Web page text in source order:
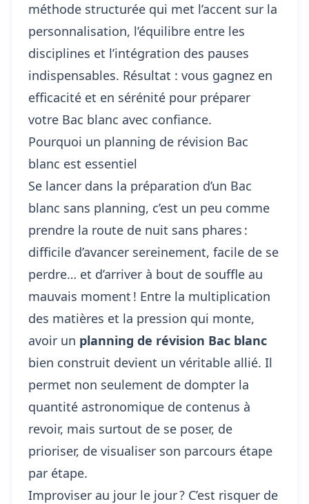
méthode structurée qui met l’accent sur la
personnalisation, l’équilibre entre les
disciplines et l’intégration des pauses
indispensables. Résultat : vous gagnez en
efficacité et en sérénité pour préparer
votre Bac blanc avec confiance.
Pourquoi un planning de révision Bac
blanc est essentiel
Se lancer dans la préparation d’un Bac
blanc sans planning, c’est un peu comme
prendre la route de nuit sans phares :
difficile d’avancer sereinement, facile de se
perdre… et d’arriver à bout de souffle au
mauvais moment ! Entre la multiplication
des matières et la pression qui monte,
avoir un planning de révision Bac blanc
bien construit devient un véritable allié. Il
permet non seulement de dompter la
quantité astronomique de contenus à
revoir, mais surtout de se poser, de
prioriser, de visualiser son parcours étape
par étape.
Improviser au jour le jour ? C’est risquer de